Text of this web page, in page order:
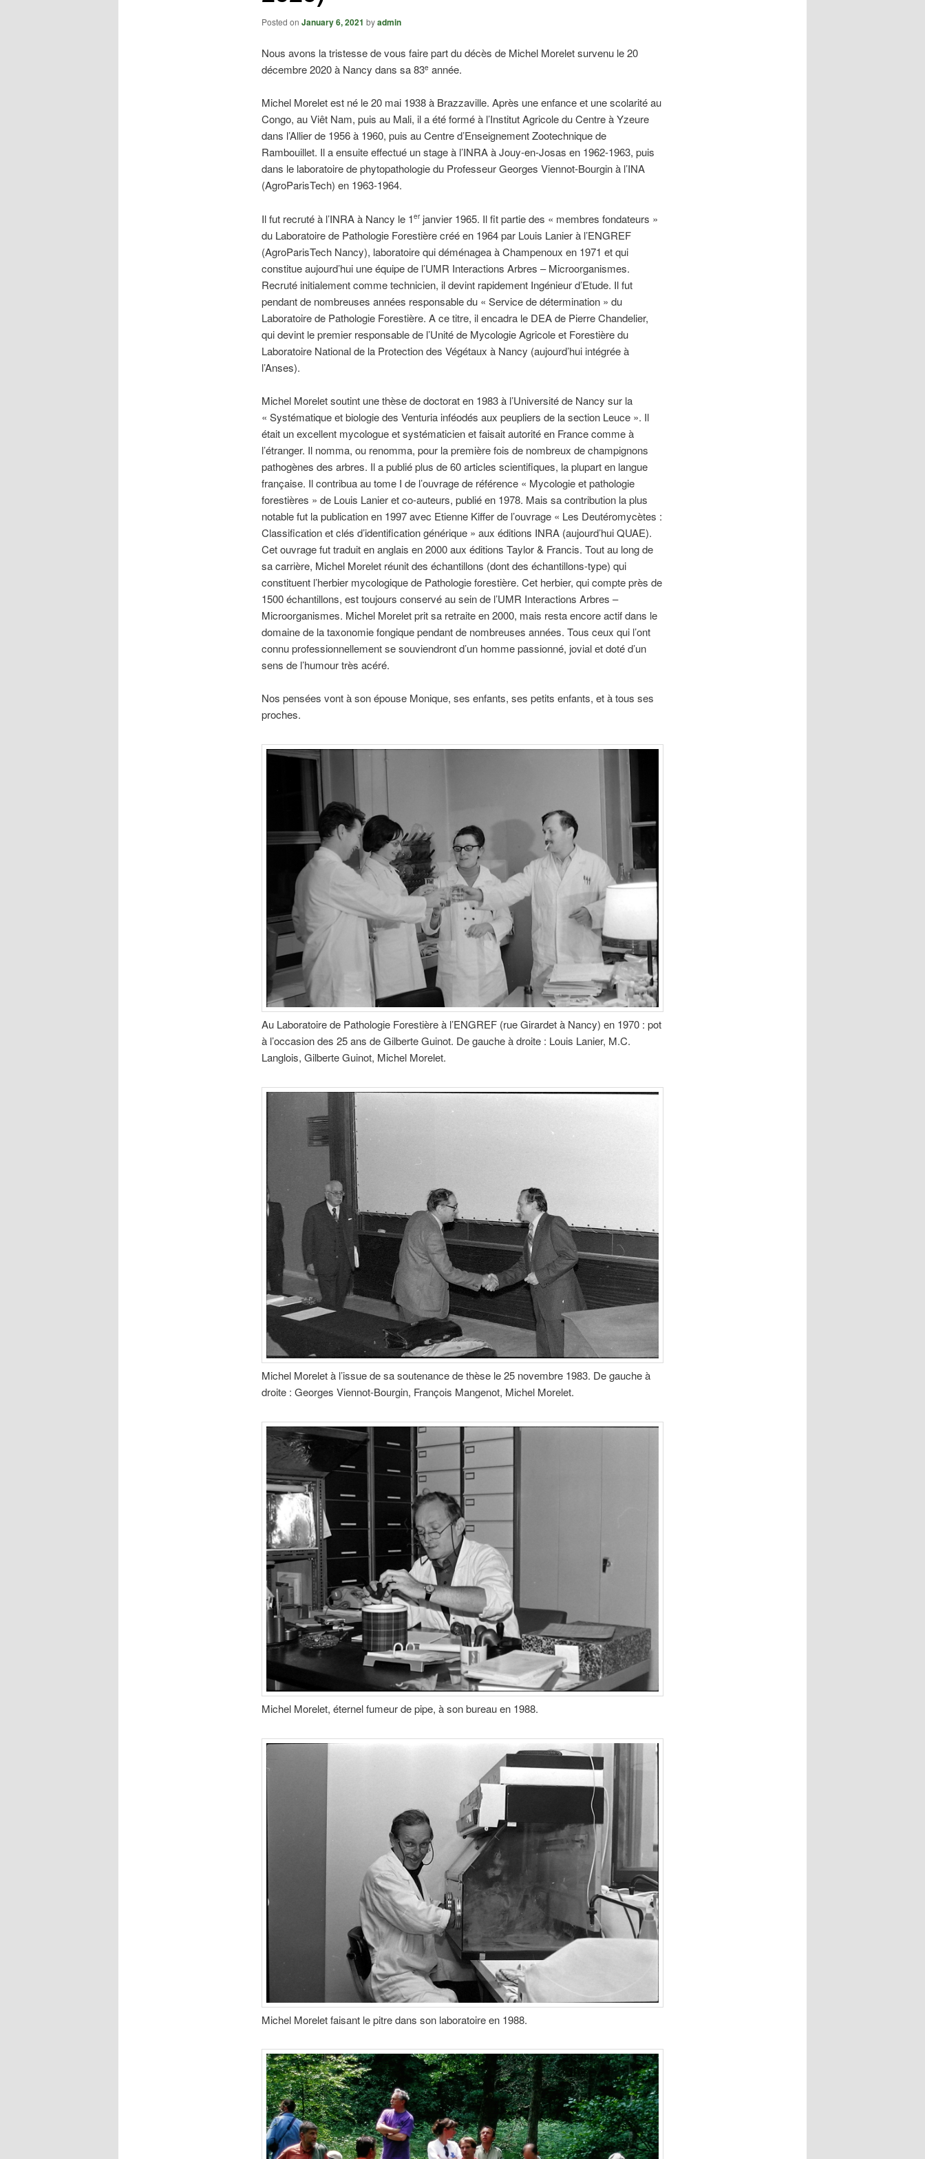
Posted on January 6, 2021 byadmin
Nous avons la tristesse de vous faire part du décès de Michel Morelet survenu le 20
décembre 2020 à Nancy dans sa 83e année.
Michel Morelet est né le 20 mai 1938 à Brazzaville. Après une enfance et une scolarité au
Congo, au Viêt Nam, puis au Mali, il a été formé à l’Institut Agricole du Centre à Yzeure
dans l’Allier de 1956 à 1960, puis au Centre d’Enseignement Zootechnique de
Rambouillet. Il a ensuite effectué un stage à l’INRA à Jouy-en-Josas en 1962-1963, puis
dans le laboratoire de phytopathologie du Professeur Georges Viennot-Bourgin à l’INA
(AgroParisTech) en 1963-1964.
Il fut recruté à l’INRA à Nancy le 1erjanvier 1965. Il fit partie des « membres fondateurs »
du Laboratoire de Pathologie Forestière créé en 1964 par Louis Lanier à l’ENGREF
(AgroParisTech Nancy), laboratoire qui déménagea à Champenoux en 1971 et qui
constitue aujourd’hui une équipe de l’UMR Interactions Arbres – Microorganismes.
Recruté initialement comme technicien, il devint rapidement Ingénieur d’Etude. Il fut
pendant de nombreuses années responsable du « Service de détermination » du
Laboratoire de Pathologie Forestière. A ce titre, il encadra le DEA de Pierre Chandelier,
qui devint le premier responsable de l’Unité de Mycologie Agricole et Forestière du
Laboratoire National de la Protection des Végétaux à Nancy (aujourd’hui intégrée à
l’Anses).
Michel Morelet soutint une thèse de doctorat en 1983 à l’Université de Nancy sur la
« Systématique et biologie des Venturia inféodés aux peupliers de la section Leuce ». Il
était un excellent mycologue et systématicien et faisait autorité en France comme à
l’étranger. Il nomma, ou renomma, pour la première fois de nombreux de champignons
pathogènes des arbres. Il a publié plus de 60 articles scientifiques, la plupart en langue
française. Il contribua au tome I de l’ouvrage de référence « Mycologie et pathologie
forestières » de Louis Lanier et co-auteurs, publié en 1978. Mais sa contribution la plus
notable fut la publication en 1997 avec Etienne Kiffer de l’ouvrage « Les Deutéromycètes :
Classification et clés d’identification générique » aux éditions INRA (aujourd’hui QUAE).
Cet ouvrage fut traduit en anglais en 2000 aux éditions Taylor & Francis. Tout au long de
sa carrière, Michel Morelet réunit des échantillons (dont des échantillons-type) qui
constituent l’herbier mycologique de Pathologie forestière. Cet herbier, qui compte près de
1500 échantillons, est toujours conservé au sein de l’UMR Interactions Arbres –
Microorganismes. Michel Morelet prit sa retraite en 2000, mais resta encore actif dans le
domaine de la taxonomie fongique pendant de nombreuses années. Tous ceux qui l’ont
connu professionnellement se souviendront d’un homme passionné, jovial et doté d’un
sens de l’humour très acéré.
Nos pensées vont à son épouse Monique, ses enfants, ses petits enfants, et à tous ses
proches.
Au Laboratoire de Pathologie Forestière à l’ENGREF (rue Girardet à Nancy) en 1970 : pot
à l’occasion des 25 ans de Gilberte Guinot. De gauche à droite : Louis Lanier, M.C.
Langlois, Gilberte Guinot, Michel Morelet.
Michel Morelet à l’issue de sa soutenance de thèse le 25 novembre 1983. De gauche à
droite : Georges Viennot-Bourgin, François Mangenot, Michel Morelet.
Michel Morelet, éternel fumeur de pipe, à son bureau en 1988.
Michel Morelet faisant le pitre dans son laboratoire en 1988.